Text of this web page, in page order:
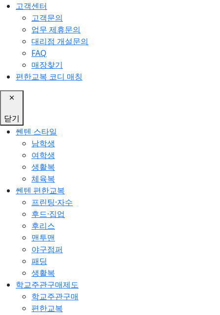
고객센터
고객문의
업무 제휴문의
대리점 개설문의
FAQ
매장찾기
편한교복 코디 매칭
닫기
쎈텐 스타일
남학생
여학생
생활복
체육복
쎈텐 편한교복
프린팅·자수
후드·집업
후리스
맨투맨
야구점퍼
패딩
생활복
학교주관구매제도
학교주관구매
편한교복